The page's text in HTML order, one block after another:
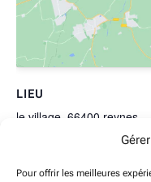
Pour offrir les meilleures
LIEU
le village, 66400 reynes